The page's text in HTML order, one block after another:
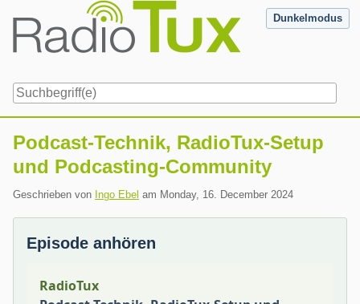
content
Dunkelmodus
Podcast-Technik, RadioTux-Setup
und Podcasting-Community
Geschrieben von Ingo Ebel am Monday, 16. December 2024
Episode anhören